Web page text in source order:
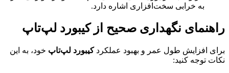
به خرابی سخت‌افزاری اشاره دارد.
راهنمای نگهداری صحیح از کیبورد لپ‌تاپ
برای افزایش طول عمر و بهبود عملکردکیبورد لپ‌تاپ خود، به این
نکات توجه کنید: